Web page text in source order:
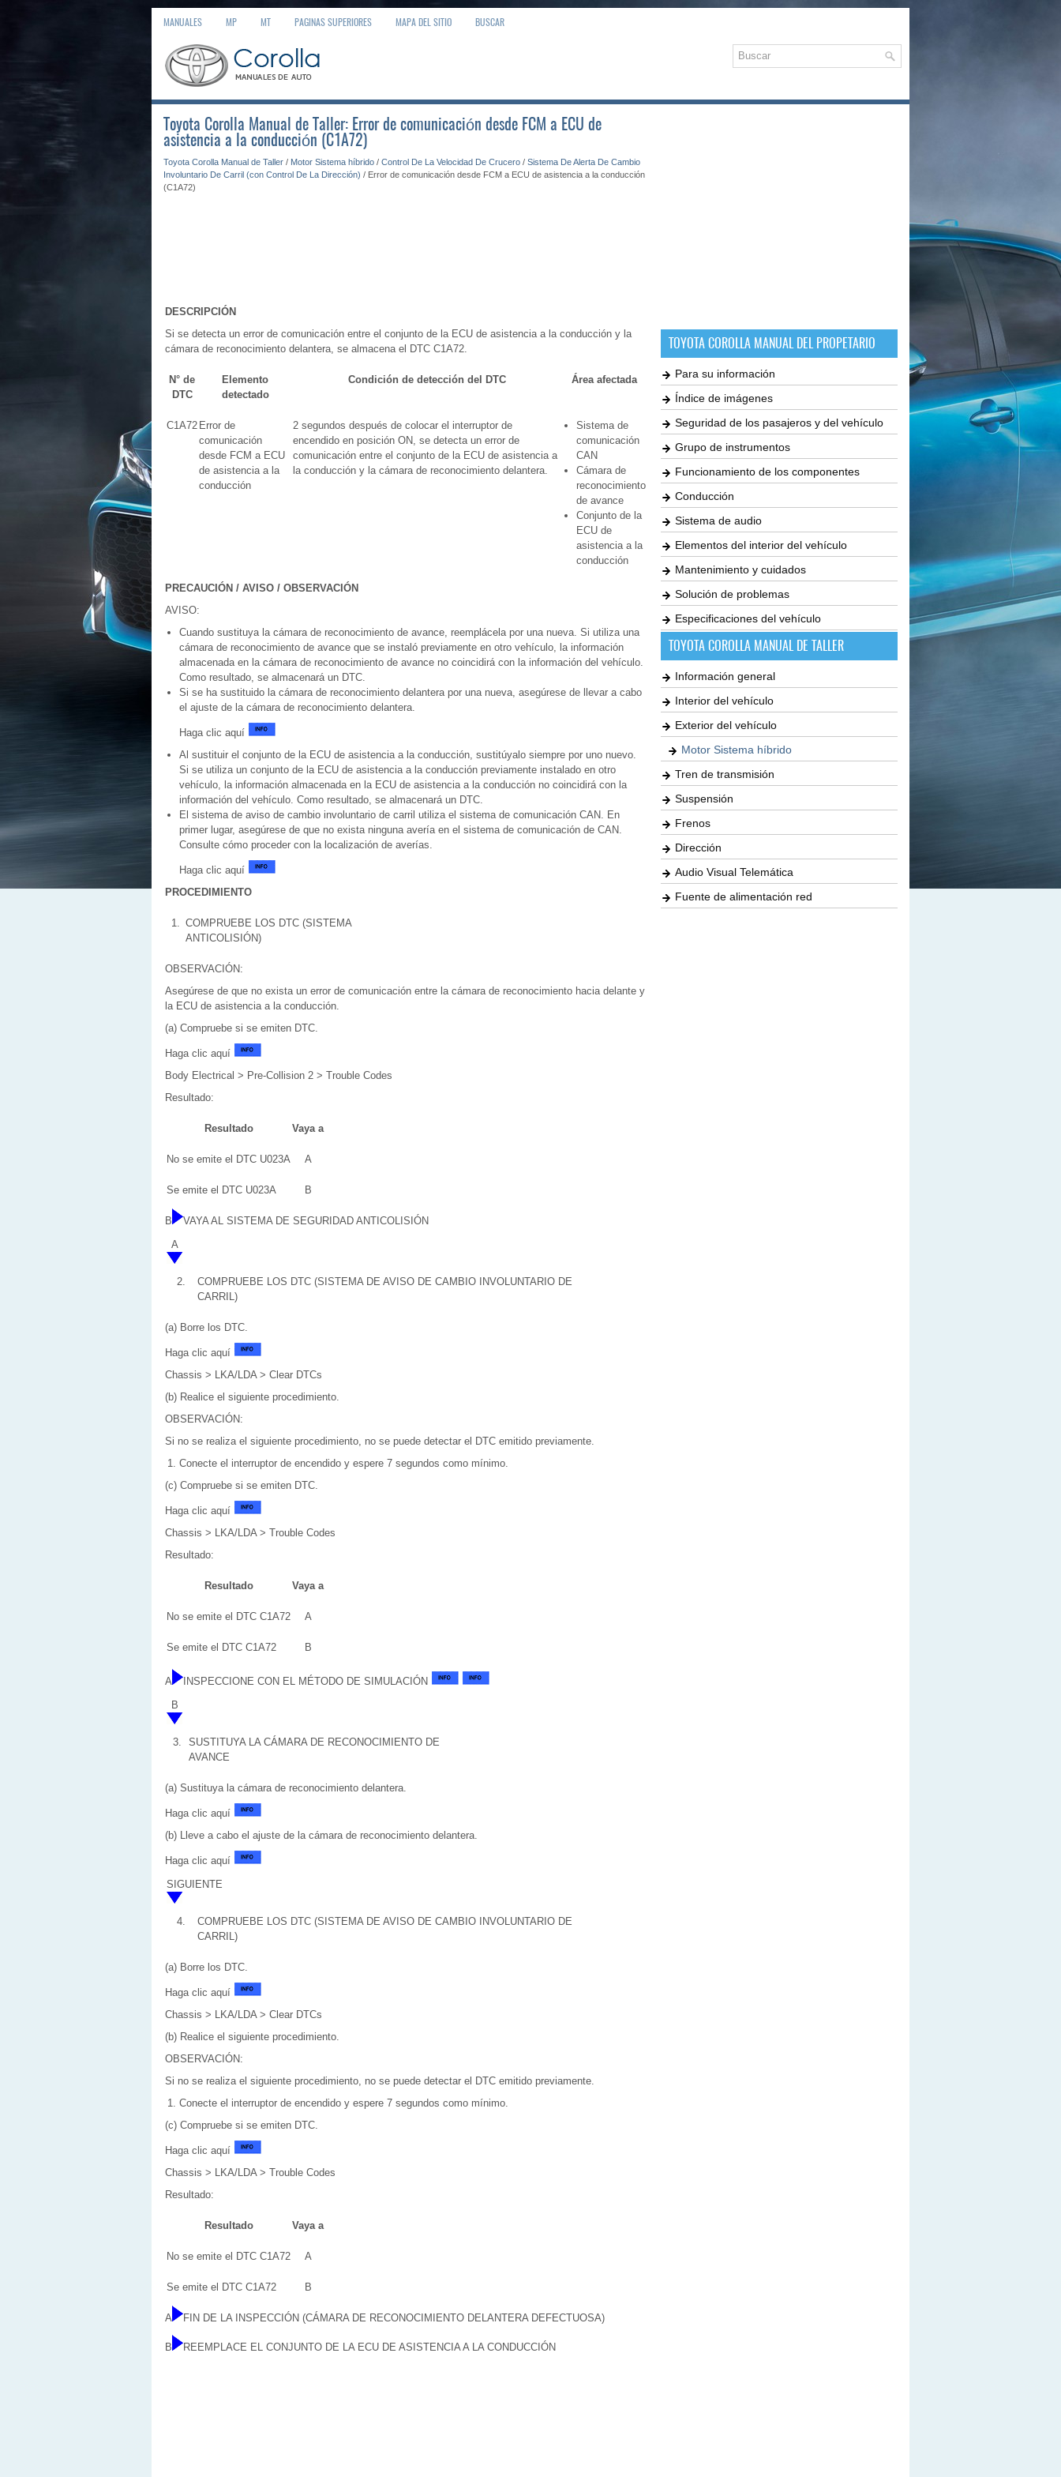
MANUALES MP MT PAGINAS SUPERIORES MAPA DEL SITIO BUSCAR
Toyota Corolla Manual de Taller: Error de comunicación desde FCM a ECU de
asistencia a la conducción (C1A72)
Toyota Corolla Manual de Taller / Motor Sistema híbrido / Control De La Velocidad De Crucero / Sistema De Alerta De Cambio
Involuntario De Carril (con Control De La Dirección) / Error de comunicación desde FCM a ECU de asistencia a la conducción
(C1A72)
DESCRIPCIÓN
Si se detecta un error de comunicación entre el conjunto de la ECU de asistencia a la conducción y la
cámara de reconocimiento delantera, se almacena el DTC C1A72.
N° de
DTC
Elemento
detectado
Condición de detección del DTC Área afectada
C1A72 Error de
comunicación
desde FCM a ECU
de asistencia a la
conducción
2 segundos después de colocar el interruptor de
encendido en posición ON, se detecta un error de
comunicación entre el conjunto de la ECU de asistencia a
la conducción y la cámara de reconocimiento delantera.
Sistema de
comunicación
CAN
Cámara de
reconocimiento
de avance
Conjunto de la
ECU de
asistencia a la
conducción
PRECAUCIÓN / AVISO / OBSERVACIÓN
AVISO:
Cuando sustituya la cámara de reconocimiento de avance, reemplácela por una nueva. Si utiliza una
cámara de reconocimiento de avance que se instaló previamente en otro vehículo, la información
almacenada en la cámara de reconocimiento de avance no coincidirá con la información del vehículo.
Como resultado, se almacenará un DTC.
Si se ha sustituido la cámara de reconocimiento delantera por una nueva, asegúrese de llevar a cabo
el ajuste de la cámara de reconocimiento delantera.
Haga clic aquí
Al sustituir el conjunto de la ECU de asistencia a la conducción, sustitúyalo siempre por uno nuevo.
Si se utiliza un conjunto de la ECU de asistencia a la conducción previamente instalado en otro
vehículo, la información almacenada en la ECU de asistencia a la conducción no coincidirá con la
información del vehículo. Como resultado, se almacenará un DTC.
El sistema de aviso de cambio involuntario de carril utiliza el sistema de comunicación CAN. En
primer lugar, asegúrese de que no exista ninguna avería en el sistema de comunicación de CAN.
Consulte cómo proceder con la localización de averías.
Haga clic aquí
PROCEDIMIENTO
1. COMPRUEBE LOS DTC (SISTEMA
ANTICOLISIÓN)
OBSERVACIÓN:
Asegúrese de que no exista un error de comunicación entre la cámara de reconocimiento hacia delante y
la ECU de asistencia a la conducción.
(a) Compruebe si se emiten DTC.
Haga clic aquí
Body Electrical > Pre-Collision 2 > Trouble Codes
Resultado:
Resultado Vaya a
No se emite el DTC U023A A
Se emite el DTC U023A B
B
VAYA AL SISTEMA DE SEGURIDAD ANTICOLISIÓN
A
2.
COMPRUEBE LOS DTC (SISTEMA DE AVISO DE CAMBIO INVOLUNTARIO DE
CARRIL)
(a) Borre los DTC.
Haga clic aquí
Chassis > LKA/LDA > Clear DTCs
(b) Realice el siguiente procedimiento.
OBSERVACIÓN:
Si no se realiza el siguiente procedimiento, no se puede detectar el DTC emitido previamente.
Conecte el interruptor de encendido y espere 7 segundos como mínimo.
(c) Compruebe si se emiten DTC.
Haga clic aquí
Chassis > LKA/LDA > Trouble Codes
Resultado:
Resultado Vaya a
No se emite el DTC C1A72 A
Se emite el DTC C1A72 B
A
INSPECCIONE CON EL MÉTODO DE SIMULACIÓN
B
3.
SUSTITUYA LA CÁMARA DE RECONOCIMIENTO DE
AVANCE
(a) Sustituya la cámara de reconocimiento delantera.
Haga clic aquí
(b) Lleve a cabo el ajuste de la cámara de reconocimiento delantera.
Haga clic aquí
SIGUIENTE
4.
COMPRUEBE LOS DTC (SISTEMA DE AVISO DE CAMBIO INVOLUNTARIO DE
CARRIL)
(a) Borre los DTC.
Haga clic aquí
Chassis > LKA/LDA > Clear DTCs
(b) Realice el siguiente procedimiento.
OBSERVACIÓN:
Si no se realiza el siguiente procedimiento, no se puede detectar el DTC emitido previamente.
Conecte el interruptor de encendido y espere 7 segundos como mínimo.
(c) Compruebe si se emiten DTC.
Haga clic aquí
Chassis > LKA/LDA > Trouble Codes
Resultado:
Resultado Vaya a
No se emite el DTC C1A72 A
Se emite el DTC C1A72 B
A FIN DE LA INSPECCIÓN (CÁMARA DE RECONOCIMIENTO DELANTERA DEFECTUOSA)
B REEMPLACE EL CONJUNTO DE LA ECU DE ASISTENCIA A LA CONDUCCIÓN
TOYOTA COROLLA MANUAL DEL PROPETARIO
Para su información
Índice de imágenes
Seguridad de los pasajeros y del vehículo
Grupo de instrumentos
Funcionamiento de los componentes
Conducción
Sistema de audio
Elementos del interior del vehículo
Mantenimiento y cuidados
Solución de problemas
Especificaciones del vehículo
TOYOTA COROLLA MANUAL DE TALLER
Información general
Interior del vehículo
Exterior del vehículo
Motor Sistema híbrido
Tren de transmisión
Suspensión
Frenos
Dirección
Audio Visual Telemática
Fuente de alimentación red